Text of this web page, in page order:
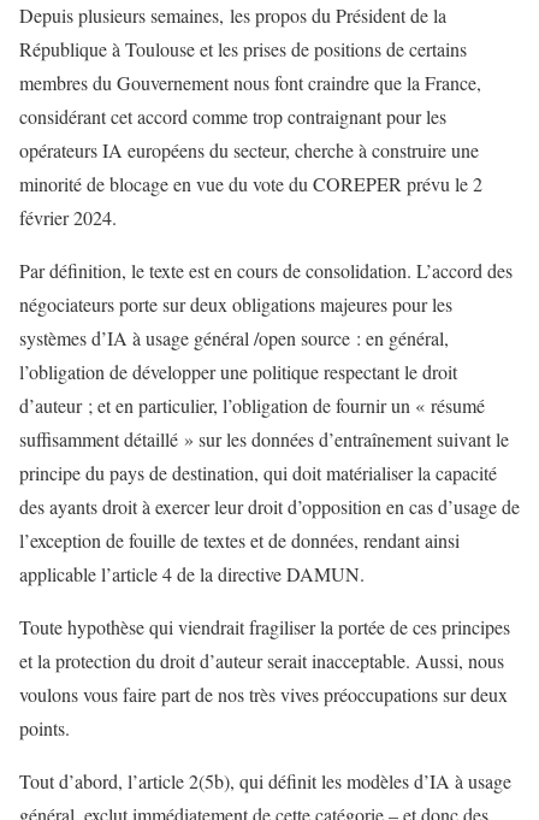
Depuis plusieurs semaines, les propos du Président de la
République à Toulouse et les prises de positions de certains
membres du Gouvernement nous font craindre que la France,
considérant cet accord comme trop contraignant pour les
opérateurs IA européens du secteur, cherche à construire une
minorité de blocage en vue du vote du COREPER prévu le 2
février 2024.
Par définition, le texte est en cours de consolidation. L’accord des
négociateurs porte sur deux obligations majeures pour les
systèmes d’IA à usage général /open source : en général,
l’obligation de développer une politique respectant le droit
d’auteur ; et en particulier, l’obligation de fournir un « résumé
suffisamment détaillé » sur les données d’entraînement suivant le
principe du pays de destination, qui doit matérialiser la capacité
des ayants droit à exercer leur droit d’opposition en cas d’usage de
l’exception de fouille de textes et de données, rendant ainsi
applicable l’article 4 de la directive DAMUN.
Toute hypothèse qui viendrait fragiliser la portée de ces principes
et la protection du droit d’auteur serait inacceptable. Aussi, nous
voulons vous faire part de nos très vives préoccupations sur deux
points.
Tout d’abord, l’article 2(5b), qui définit les modèles d’IA à usage
général, exclut immédiatement de cette catégorie – et donc des